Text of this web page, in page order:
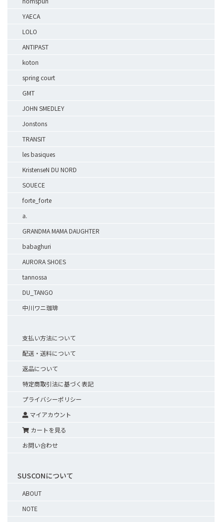
YAECA
LOLO
ANTIPAST
koton
spring court
GMT
JOHN SMEDLEY
Jonstons
TRANSIT
les basiques
KristenseN DU NORD
SOUECE
forte_forte
a.
GRANDMA MAMA DAUGHTER
babaghuri
AURORA SHOES
tannossa
DU_TANGO
中川ワニ珈琲
支払い方法について
配送・送料について
返品について
特定商取引法に基づく表記
プライバシーポリシー
マイアカウント
カートを見る
お問い合わせ
SUSCONについて
ABOUT
NOTE